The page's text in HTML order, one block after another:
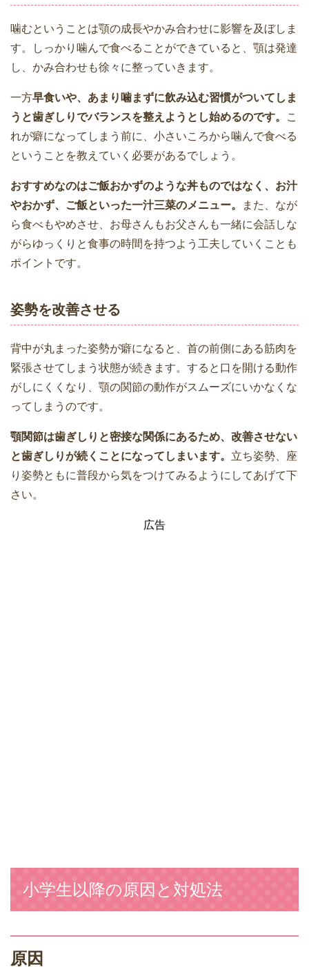
噛むということは顎の成長やかみ合わせに影響を及ぼしま
す。しっかり噛んで食べることができていると、顎は発達
し、かみ合わせも徐々に整っていきます。
一方早食いや、あまり噛まずに飲み込む習慣がついてしま
うと歯ぎしりでバランスを整えようとし始めるのです。
こ
れが癖になってしまう前に、小さいころから噛んで食べる
ということを教えていく必要があるでしょう。
おすすめなのはご飯おかずのような丼ものではなく、お汁
やおかず、ご飯といった一汁三菜のメニュー。
また、なが
ら食べもやめさせ、お母さんもお父さんも一緒に会話しな
がらゆっくりと食事の時間を持つよう工夫していくことも
ポイントです。
姿勢を改善させる
背中が丸まった姿勢が癖になると、首の前側にある筋肉を
緊張させてしまう状態が続きます。すると口を開ける動作
がしにくくなり、顎の関節の動作がスムーズにいかなくな
ってしまうのです。
顎関節は歯ぎしりと密接な関係にあるため、改善させない
と歯ぎしりが続くことになってしまいます。 立ち姿勢、座
り姿勢ともに普段から気をつけてみるようにしてあげて下
さい。
広告
小学生以降の原因と対処法
原因